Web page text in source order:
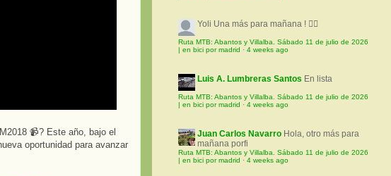
📹? Este año, bajo el
oportunidad para avanzar
Yoli Una más para mañana ! 🚵‍♀️
Ruta MTB: Abantos y Villalba. Sábado 11 de julio de 2026
| en bici por madrid · 4 weeks ago
Luis A. Lumbreras Santos En lista
Ruta MTB: Abantos y Villalba. Sábado 11 de julio de 2026
| en bici por madrid · 4 weeks ago
Juan Carlos Navarro Hola, otro más para
mañana porfi
Ruta MTB: Abantos y Villalba. Sábado 11 de julio de 2026
| en bici por madrid · 4 weeks ago